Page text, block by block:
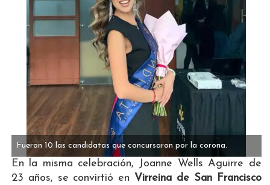
Fueron 10 las candidatas que concursaron por la corona.
En la misma celebración, Joanne Wells Aguirre de
23 años, se convirtió en Virreina de San Francisco